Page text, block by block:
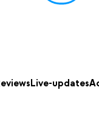
Live-updates